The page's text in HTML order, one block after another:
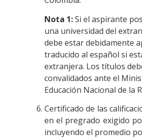
Nota 1:Si el aspirante
una universidad del
debe estar debidamente
traducido al español si
extranjera. Los títulos
convalidados ante el
Educación Nacional de la
Certificado de las
en el pregrado exigido
incluyendo el promedio